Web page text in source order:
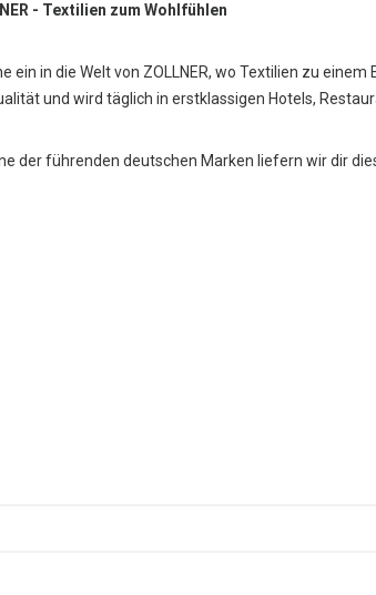
- Textilien zum Wohlfühlen
ein in die Welt von ZOLLNER, wo Textilien zu
und wird täglich in erstklassigen Hotels,
der führenden deutschen Marken liefern wir dir